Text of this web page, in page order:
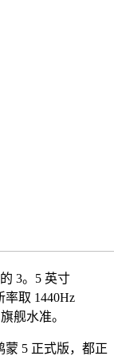
3。5 英寸
率取 1440Hz
舰水准。
5 正式版，都正